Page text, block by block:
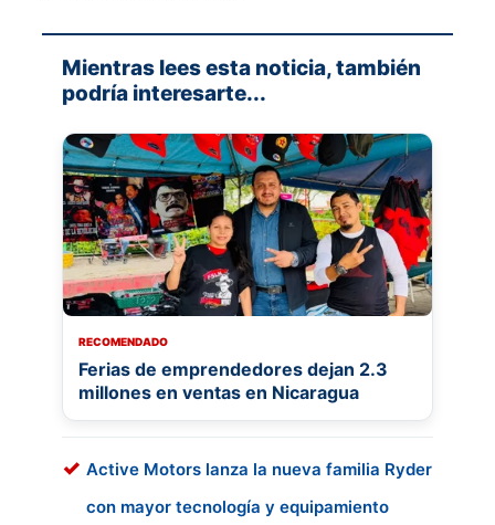
Mientras lees esta noticia, también
podría interesarte...
RECOMENDADO
Ferias de emprendedores dejan 2.3
millones en ventas en Nicaragua
Active Motors lanza la nueva familia Ryder
con mayor tecnología y equipamiento